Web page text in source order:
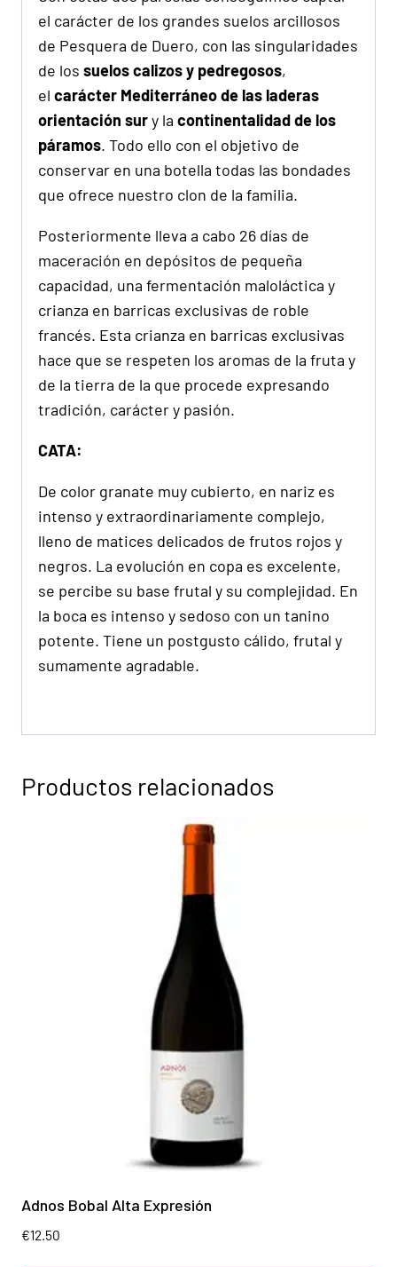
el carácter de los grandes suelos arcillosos
de Pesquera de Duero, con las singularidades
de los suelos calizos y pedregosos,
el carácter Mediterráneo de las laderas
orientación sury la continentalidad de los
páramos. Todo ello con el objetivo de
conservar en una botella todas las bondades
que ofrece nuestro clon de la familia.
Posteriormente lleva a cabo 26 días de
maceración en depósitos de pequeña
capacidad, una fermentación maloláctica y
crianza en barricas exclusivas de roble
francés. Esta crianza en barricas exclusivas
hace que se respeten los aromas de la fruta y
de la tierra de la que procede expresando
tradición, carácter y pasión.
CATA:
De color granate muy cubierto, en nariz es
intenso y extraordinariamente complejo,
lleno de matices delicados de frutos rojos y
negros. La evolución en copa es excelente,
se percibe su base frutal y su complejidad. En
la boca es intenso y sedoso con un tanino
potente. Tiene un postgusto cálido, frutal y
sumamente agradable.
Productos relacionados
Adnos Bobal Alta Expresión
€12.50